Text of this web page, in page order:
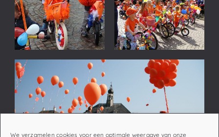
We verzamelen cookies voor een optimale weergave van onze